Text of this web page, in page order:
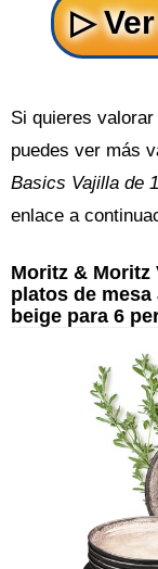
Si quieres
puedes ver más
Basics Vajilla de
enlace a
Moritz & Moritz
platos de
beige para 6